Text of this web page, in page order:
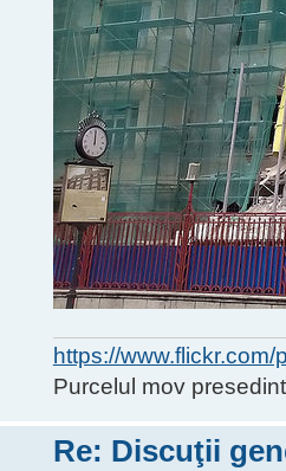
https://
Purcelul mov
Re: Discuţii